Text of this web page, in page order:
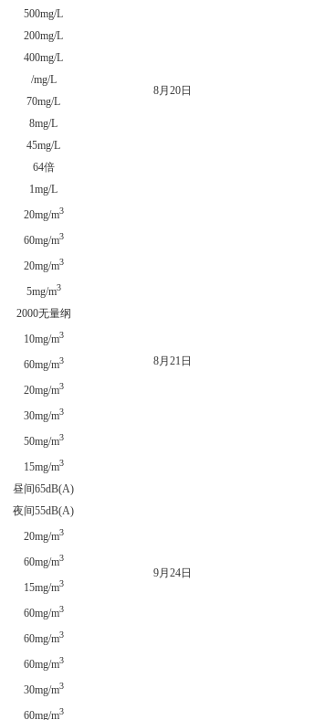
8月20日
500mg/L
200mg/L
400mg/L
/mg/L
70mg/L
8mg/L
45mg/L
64倍
1mg/L
20mg/m3
8月21日
60mg/m3
20mg/m3
5mg/m3
2000无量纲
10mg/m3
60mg/m3
20mg/m3
30mg/m3
50mg/m3
15mg/m3
昼间65dB(A)
夜间55dB(A)
20mg/m3
9月24日
60mg/m3
15mg/m3
60mg/m3
60mg/m3
60mg/m3
30mg/m3
60mg/m3